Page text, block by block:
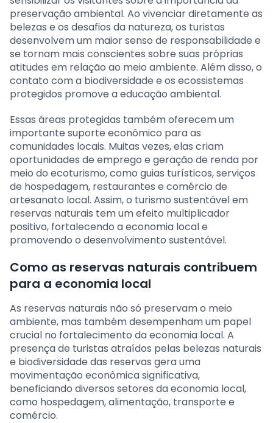
preservação ambiental. Ao vivenciar diretamente as
belezas e os desafios da natureza, os turistas
desenvolvem um maior senso de responsabilidade e
se tornam mais conscientes sobre suas próprias
atitudes em relação ao meio ambiente. Além disso, o
contato com a biodiversidade e os ecossistemas
protegidos promove a educação ambiental.
Essas áreas protegidas também oferecem um
importante suporte econômico para as
comunidades locais. Muitas vezes, elas criam
oportunidades de emprego e geração de renda por
meio do ecoturismo, como guias turísticos, serviços
de hospedagem, restaurantes e comércio de
artesanato local. Assim, o turismo sustentável em
reservas naturais tem um efeito multiplicador
positivo, fortalecendo a economia local e
promovendo o desenvolvimento sustentável.
Como as reservas naturais contribuem
para a economia local
As reservas naturais não só preservam o meio
ambiente, mas também desempenham um papel
crucial no fortalecimento da economia local. A
presença de turistas atraídos pelas belezas naturais
e biodiversidade das reservas gera uma
movimentação econômica significativa,
beneficiando diversos setores da economia local,
como hospedagem, alimentação, transporte e
comércio.